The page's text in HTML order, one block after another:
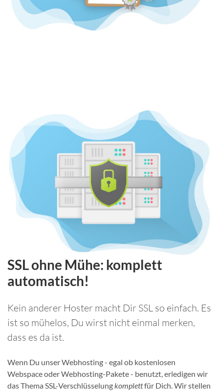
SSL ohne Mühe: komplett
automatisch!
Kein anderer Hoster macht Dir SSL so einfach. Es
ist so mühelos, Du wirst nicht einmal merken,
dass es da ist.
Wenn Du unser Webhosting - egal ob kostenlosen
Webspace oder Webhosting-Pakete - benutzt, erledigen wir
das Thema SSL-Verschlüsselungkomplettfür Dich. Wir stellen